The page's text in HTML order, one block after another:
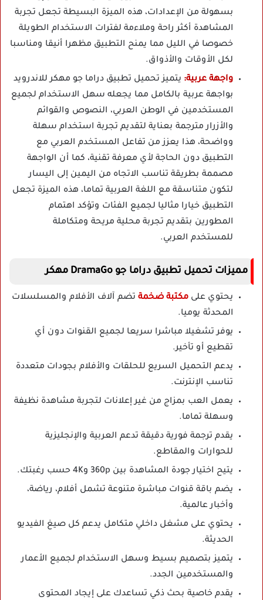
بسهولة من الإعدادات، هذه الميزة البسيطة تجعل تجربة
المشاهدة أكثر راحة وملاءمة لفترات الاستخدام الطويلة
خصوصا في الليل مما يمنح التطبيق مظهرا أنيقا ومناسبا
لكل الأوقات والأذواق.
واجهة عربية: يتميز تحميل تطبيق دراما جو مهكر للاندرويد
بواجهة عربية بالكامل مما يجعله سهل الاستخدام لجميع
المستخدمين في الوطن العربي، النصوص والقوائم
والأزرار مترجمة بعناية لتقديم تجربة استخدام سهلة
وواضحة، هذا يعزز من تفاعل المستخدم العربي مع
التطبيق دون الحاجة لأي معرفة تقنية، كما أن الواجهة
مصممة بطريقة تناسب الاتجاه من اليمين إلى اليسار
لتكون متناسقة مع اللغة العربية تماما، هذه الميزة تجعل
التطبيق خيارا مثاليا لجميع الفئات وتؤكد اهتمام
المطورين بتقديم تجربة محلية مريحة ومتكاملة
للمستخدم العربي.
مميزات تحميل تطبيق دراما جو DramaGo مهكر
يحتوي على مكتبة ضخمة تضم آلاف الأفلام والمسلسلات
المحدثة يوميا.
يوفر تشغيلا مباشرا سريعا لجميع القنوات دون أي
تقطيع أو تأخير.
يدعم التحميل السريع للحلقات والأفلام بجودات متعددة
تناسب الإنترنت.
يعمل العب بمزاج من غير إعلانات لتجربة مشاهدة نظيفة
وسهلة تماما.
يقدم ترجمة فورية دقيقة تدعم العربية والإنجليزية
للحوارات والمقاطع.
يتيح اختيار جودة المشاهدة بين 360p و4K حسب رغبتك.
يضم باقة قنوات مباشرة متنوعة تشمل أفلام، رياضة،
وأخبار عالمية.
يحتوي على مشغل داخلي متكامل يدعم كل صيغ الفيديو
الحديثة.
يتميز بتصميم بسيط وسهل الاستخدام لجميع الأعمار
والمستخدمين الجدد.
يقدم خاصية بحث ذكي تساعدك على إيجاد المحتوى